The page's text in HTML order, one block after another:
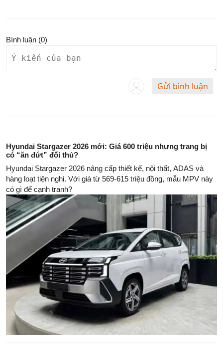
Bình luận (0)
Gửi bình luận
Hyundai Stargazer 2026 mới: Giá 600 triệu nhưng trang bị
có “ăn đứt” đối thủ?
Hyundai Stargazer 2026 nâng cấp thiết kế, nội thất, ADAS và
hàng loạt tiện nghi. Với giá từ 569-615 triệu đồng, mẫu MPV này
có gì để cạnh tranh?